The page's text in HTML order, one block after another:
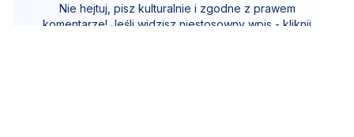
Nie hejtuj, pisz kulturalnie i zgodne z prawem
komentarze! Jeśli widzisz niestosowny wpis - kliknij